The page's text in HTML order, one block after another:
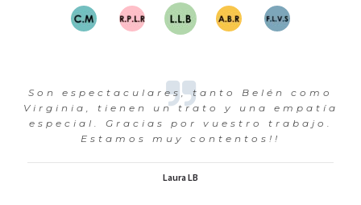
Son espectaculares, tanto Belén como
Virginia, tienen un trato y una empatía
especial. Gracias por vuestro trabajo.
Estamos muy contentos!!
Laura LB